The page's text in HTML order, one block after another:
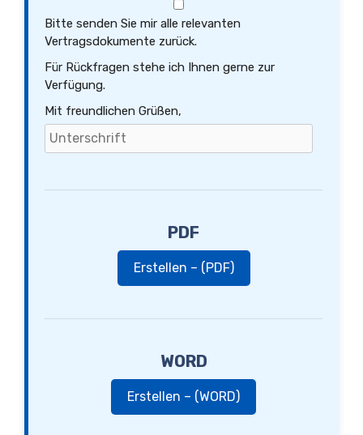
Bitte senden Sie mir alle relevanten
Vertragsdokumente zurück.
Für Rückfragen stehe ich Ihnen gerne zur
Verfügung.
Mit freundlichen Grüßen,
PDF
Erstellen – (PDF)
WORD
Erstellen – (WORD)